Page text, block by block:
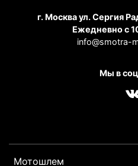
Мотошлем
г. Москва ул. Сергия
Ежедневно с
info@smotra-
Мы в